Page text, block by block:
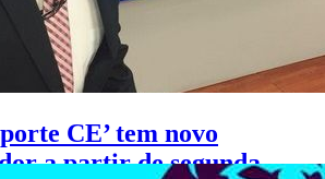
CE’ tem novo
a partir de segunda-